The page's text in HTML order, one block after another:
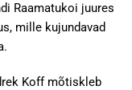
Raamatukoi juures
mille kujundavad
Koff mõtiskleb